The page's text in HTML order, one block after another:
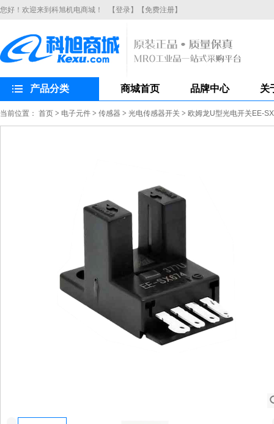
您好！欢迎来到科旭机电商城！ 【登录】 【免费注册】
产品分类 商城首页 品牌中心 关
当前位置： 首页 > 电子元件 > 传感器 > 光电传感器开关 > 欧姆龙U型光电开关EE-